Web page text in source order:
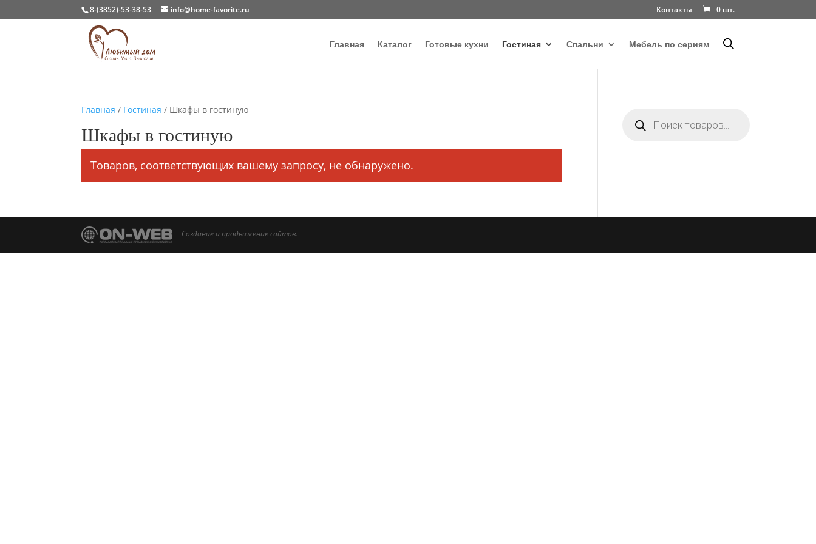
8-(3852)-53-38-53 info@home-favorite.ru Контакты 0 шт.
Главная Каталог Готовые кухни Гостиная Спальни Мебель по сериям
Главная / Гостиная / Шкафы в гостиную
Шкафы в гостиную
Товаров, соответствующих вашему запросу, не обнаружено.
товаров
Создание и продвижение сайтов.